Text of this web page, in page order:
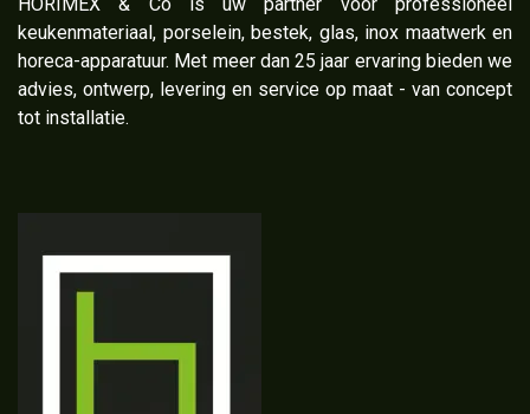
keukenmateriaal, porselein, bestek, glas, inox maatwerk en
horeca-apparatuur. Met meer dan 25 jaar ervaring bieden we
advies, ontwerp, levering en service op maat - van concept
tot installatie.